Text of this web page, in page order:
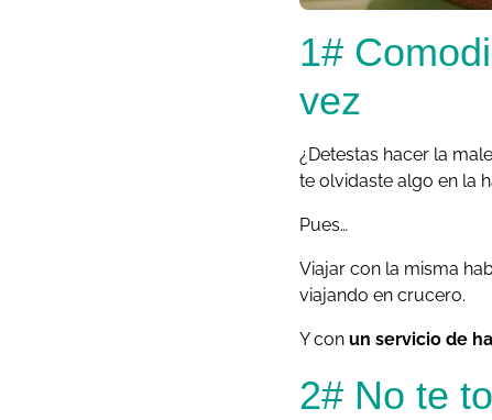
1#
vez
¿Detestas hacer la
te olvidaste algo en la
Pues…
Viajar con la misma
viajando en crucero.
Y con un servicio de
2# No te